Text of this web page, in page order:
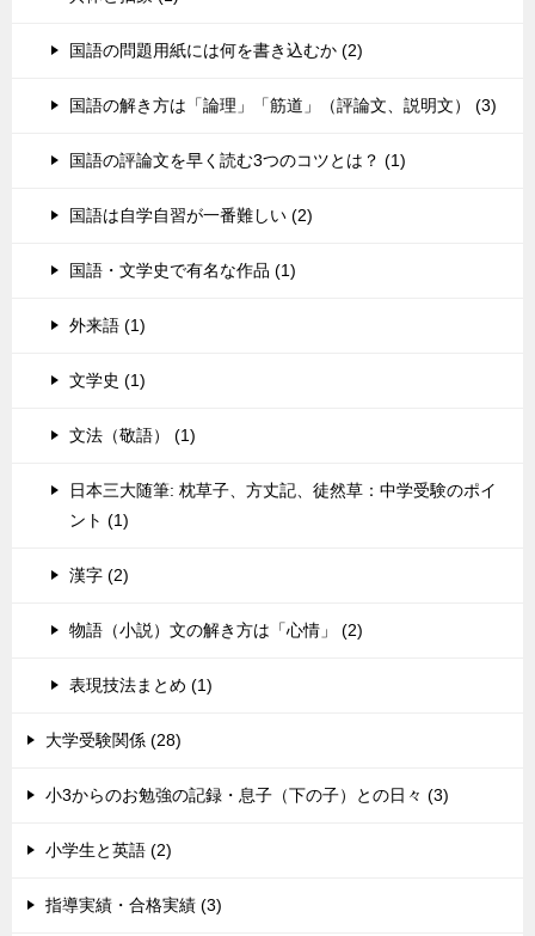
国語の問題用紙には何を書き込むか (2)
国語の解き方は「論理」「筋道」（評論文、説明文） (3)
国語の評論文を早く読む3つのコツとは？ (1)
国語は自学自習が一番難しい (2)
国語・文学史で有名な作品 (1)
外来語 (1)
文学史 (1)
文法（敬語） (1)
日本三大随筆: 枕草子、方丈記、徒然草：中学受験のポイ
ント (1)
漢字 (2)
物語（小説）文の解き方は「心情」 (2)
表現技法まとめ (1)
大学受験関係 (28)
小3からのお勉強の記録・息子（下の子）との日々 (3)
小学生と英語 (2)
指導実績・合格実績 (3)